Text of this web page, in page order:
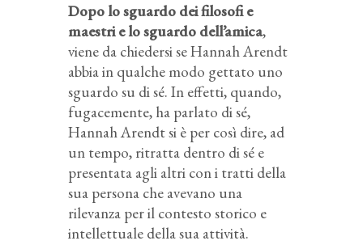
Dopo lo sguardo dei filosofi e
maestri e lo sguardo dell’amica,
viene da chiedersi se Hannah Arendt
abbia in qualche modo gettato uno
sguardo su di sé. In effetti, quando,
fugacemente, ha parlato di sé,
Hannah Arendt si è per così dire, ad
un tempo, ritratta dentro di sé e
presentata agli altri con i tratti della
sua persona che avevano una
rilevanza per il contesto storico e
intellettuale della sua attività.